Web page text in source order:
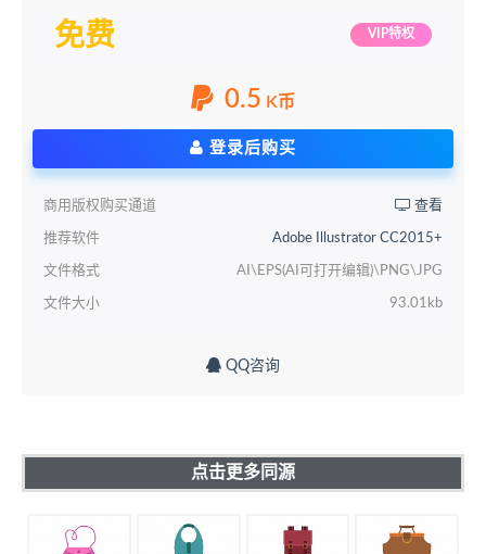
免费 VIP特权
0.5 K币
登录后购买
商用版权购买通道 查看
推荐软件 Adobe Illustrator CC2015+
文件格式 AI\EPS(AI可打开编辑)\PNG\JPG
文件大小 93.01kb
QQ咨询
点击更多同源